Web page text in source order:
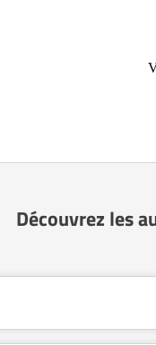
Découvrez les